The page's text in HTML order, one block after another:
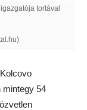
tortával
mintegy 54